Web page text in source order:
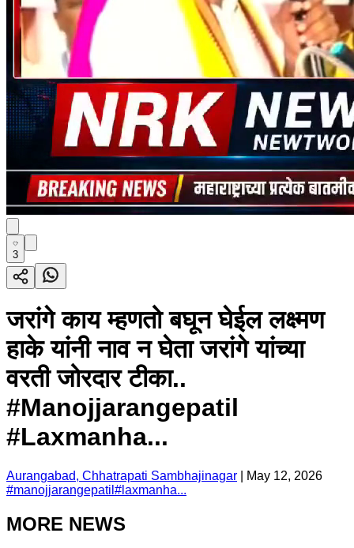
3
जरांगे काय म्हणतो बघून घेईल लक्ष्मण
हाके यांनी नाव न घेता जरांगे यांच्या
वरती जोरदार टीका..
#Manojjarangepatil
#Laxmanha...
Aurangabad, Chhatrapati Sambhajinagar
May 12, 2026
#manojjarangepatil # laxmanha...
MORE NEWS